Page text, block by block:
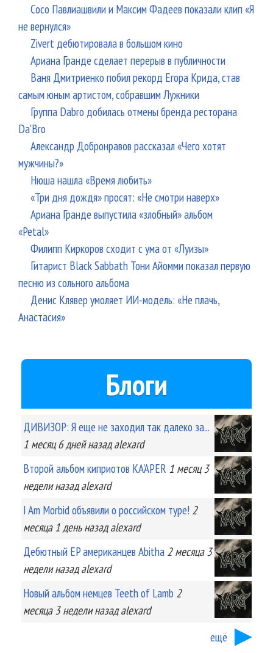
Сосо Павлиашвили и Максим Фадеев показали клип «Я
не вернулся»
Zivert дебютировала в большом кино
Ариана Гранде сделает перерыв в публичности
Ваня Дмитриенко побил рекорд Егора Крида, став
самым юным артистом, собравшим Лужники
Группа Dabro добилась отмены бренда ресторана
Da'Bro
Александр Добронравов рассказал «Чего хотят
мужчины?»
Нюша нашла «Время любить»
«Три дня дождя» просят: «Не смотри наверх»
Ариана Гранде выпустила «злобный» альбом
«Petal»
Филипп Киркоров сходит с ума от «Луизы»
Гитарист Black Sabbath Тони Айомми показал первую
песню из сольного альбома
Денис Клявер умоляет ИИ-модель: «Не плачь,
Анастасия»
Блоги
ДИВИЗОР: Я еще не заходил так далеко за...
1 месяц 6 днейназад alexard
Второй альбом киприотов KA'APER 1 месяц 3
неделиназад alexard
I Am Morbid объявили о российском туре! 2
месяца 1 деньназад alexard
Дебютный EP американцев Abitha 2 месяца 3
неделиназад alexard
Новый альбом немцев Teeth of Lamb 2
месяца 3 неделиназад alexard
ещё